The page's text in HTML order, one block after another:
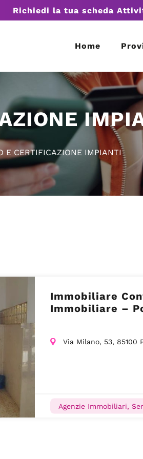
Richiedi la tua scheda
Home
E CERTIFICAZIONE IMPIANTI
Immobiliare
Immobiliare –
Via Milano, 53, 85100
Agenzie Immobiliari,